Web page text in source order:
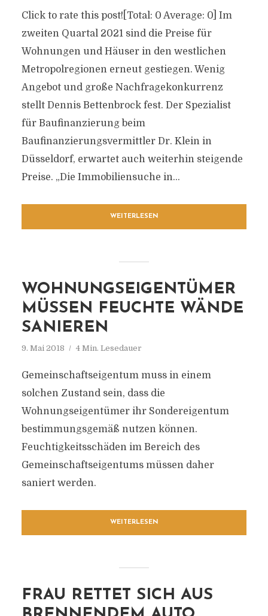
Click to rate this post![Total: 0 Average: 0] Im
zweiten Quartal 2021 sind die Preise für
Wohnungen und Häuser in den westlichen
Metropolregionen erneut gestiegen. Wenig
Angebot und große Nachfragekonkurrenz
stellt Dennis Bettenbrock fest. Der Spezialist
für Baufinanzierung beim
Baufinanzierungsvermittler Dr. Klein in
Düsseldorf, erwartet auch weiterhin steigende
Preise. „Die Immobiliensuche in...
WEITERLESEN
WOHNUNGSEIGENTÜMER
MÜSSEN FEUCHTE WÄNDE
SANIEREN
9. Mai 2018 4 Min. Lesedauer
Gemeinschaftseigentum muss in einem
solchen Zustand sein, dass die
Wohnungseigentümer ihr Sondereigentum
bestimmungsgemäß nutzen können.
Feuchtigkeitsschäden im Bereich des
Gemeinschaftseigentums müssen daher
saniert werden.
WEITERLESEN
FRAU RETTET SICH AUS